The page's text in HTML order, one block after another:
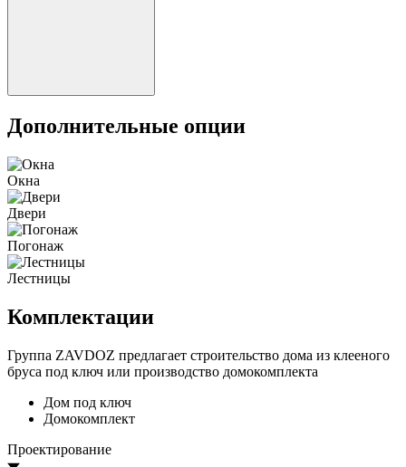
Дополнительные опции
Окна
Двери
Погонаж
Лестницы
Комплектации
Группа ZAVDOZ предлагает строительство дома из клееного
бруса под ключ или производство домокомплекта
Дом под ключ
Домокомплект
Проектирование